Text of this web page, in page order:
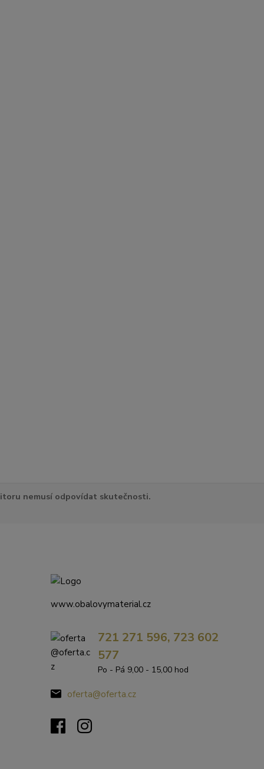
nemusí odpovídat skutečnosti.
www.obalovymaterial.cz
721 271 596, 723 602
577
Po - Pá 9,00 - 15,00 hod
oferta@oferta.cz